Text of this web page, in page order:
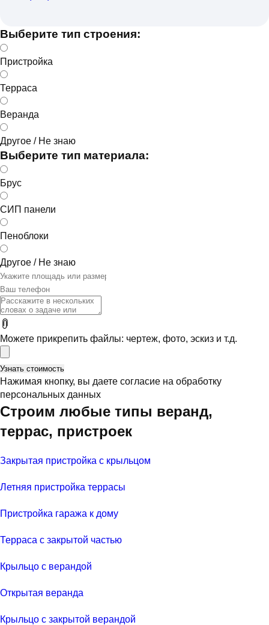
Выберите тип строения:
Пристройка
Терраса
Веранда
Другое / Не знаю
Выберите тип материала:
Брус
СИП панели
Пеноблоки
Другое / Не знаю
Можете прикрепить файлы: чертеж, фото, эскиз и т.д.
Нажимая кнопку, вы даете согласие на обработку
персональных данных
Строим любые типы веранд,
террас, пристроек
Закрытая пристройка с крыльцом
Летняя пристройка террасы
Пристройка гаража к дому
Терраса с закрытой частью
Крыльцо с верандой
Открытая веранда
Крыльцо с закрытой верандой